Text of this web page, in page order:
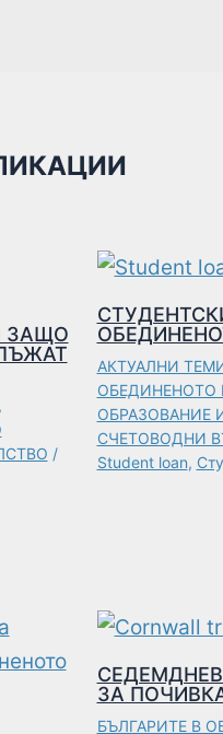
ЗАЩО
/
АКТУАЛНИ
ОБЕДИНЕНОТО
ОБРАЗОВАНИЕ
СЧЕТОВОДНИ
Student loan,
ЗА ПОЧИВКА
БЪЛГАРИТЕ В